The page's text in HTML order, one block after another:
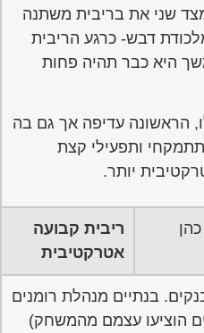
אך מצד שני את בריבית משתנה
דבש- כרגע הריבית
היא כבר תהיה פחות
הראשונה עדיפה אך גם בה
ותפעילי קצת
יותר.
ריבית קבועה
אטרקטיבית
בנתיים מנהלת רומנים
הוציעו עצמם מהמשחק)